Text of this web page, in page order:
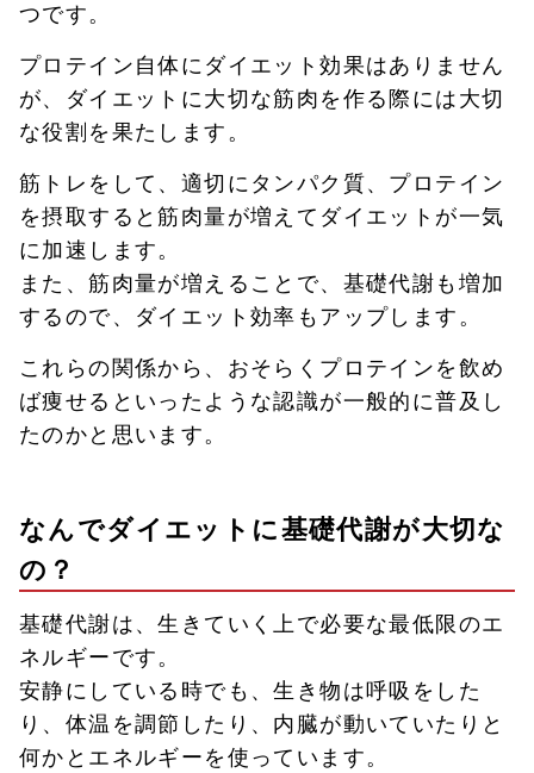
つです。
プロテイン自体にダイエット効果はありません
が、ダイエットに大切な筋肉を作る際には大切
な役割を果たします。
筋トレをして、適切にタンパク質、プロテイン
を摂取すると筋肉量が増えてダイエットが一気
に加速します。
また、筋肉量が増えることで、基礎代謝も増加
するので、ダイエット効率もアップします。
これらの関係から、おそらくプロテインを飲め
ば痩せるといったような認識が一般的に普及し
たのかと思います。
なんでダイエットに基礎代謝が大切な
の？
基礎代謝は、生きていく上で必要な最低限のエ
ネルギーです。
安静にしている時でも、生き物は呼吸をした
り、体温を調節したり、内臓が動いていたりと
何かとエネルギーを使っています。